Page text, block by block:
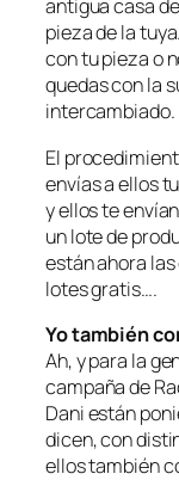
antigua casa
pieza de la
con tu pieza o
quedas con la
intercambiado.
El
envías a ellos
y ellos te
un lote de
están ahora
lotes gratis….
Yo también
Ah, y para la
campaña de
Dani están
dicen, con
ellos también